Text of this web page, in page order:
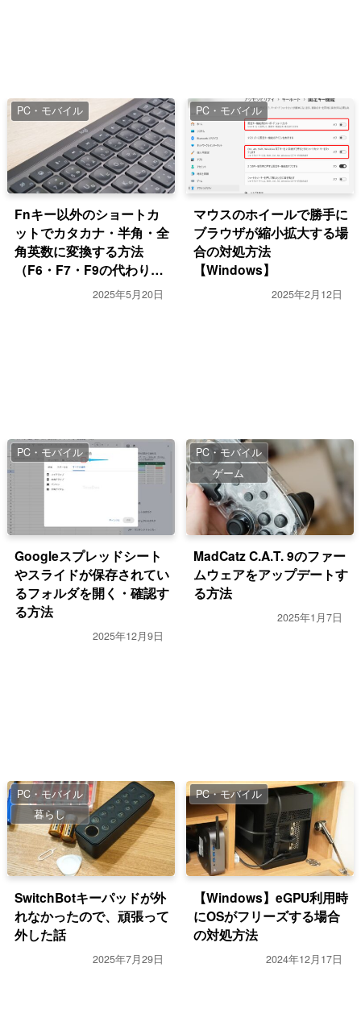
PC・モバイル
Fnキー以外のショートカ
ットでカタカナ・半角・全
角英数に変換する方法
（F6・F7・F9の代わり）
【Windows・MS-IME】
2025年5月20日
PC・モバイル
マウスのホイールで勝手に
ブラウザが縮小拡大する場
合の対処方法
【Windows】
2025年2月12日
PC・モバイル
Googleスプレッドシート
やスライドが保存されてい
るフォルダを開く・確認す
る方法
2025年12月9日
PC・モバイル
ゲーム
MadCatz C.A.T. 9のファー
ムウェアをアップデートす
る方法
2025年1月7日
PC・モバイル
暮らし
SwitchBotキーパッドが外
れなかったので、頑張って
外した話
2025年7月29日
PC・モバイル
【Windows】eGPU利用時
にOSがフリーズする場合
の対処方法
2024年12月17日